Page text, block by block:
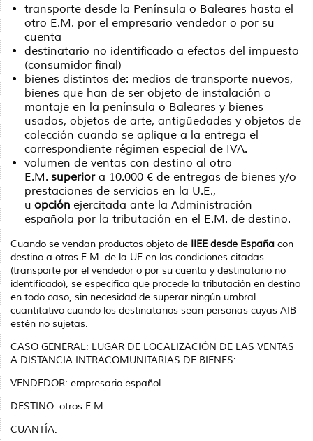
transporte desde la Península o Baleares hasta el
otro E.M. por el empresario vendedor o por su
cuenta
destinatario no identificado a efectos del impuesto
(consumidor final)
bienes distintos de: medios de transporte nuevos,
bienes que han de ser objeto de instalación o
montaje en la península o Baleares y bienes
usados, objetos de arte, antigüedades y objetos de
colección cuando se aplique a la entrega el
correspondiente régimen especial de IVA.
volumen de ventas con destino al otro
E.M. superiora 10.000 € de entregas de bienes y/o
prestaciones de servicios en la U.E.,
u opción ejercitada ante la Administración
española por la tributación en el E.M. de destino.
Cuando se vendan productos objeto de IIEE desde España con
destino a otros E.M. de la UE en las condiciones citadas
(transporte por el vendedor o por su cuenta y destinatario no
identificado), se especifica que procede la tributación en destino
en todo caso, sin necesidad de superar ningún umbral
cuantitativo cuando los destinatarios sean personas cuyas AIB
estén no sujetas.
CASO GENERAL: LUGAR DE LOCALIZACIÓN DE LAS VENTAS
A DISTANCIA INTRACOMUNITARIAS DE BIENES:
VENDEDOR: empresario español
DESTINO: otros E.M.
CUANTÍA: